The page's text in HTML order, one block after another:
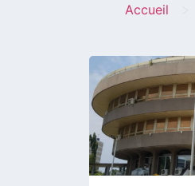
Accueil